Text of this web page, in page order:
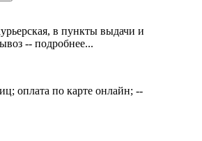
в пункты выдачи и
-- подробнее...
оплата по карте онлайн; --